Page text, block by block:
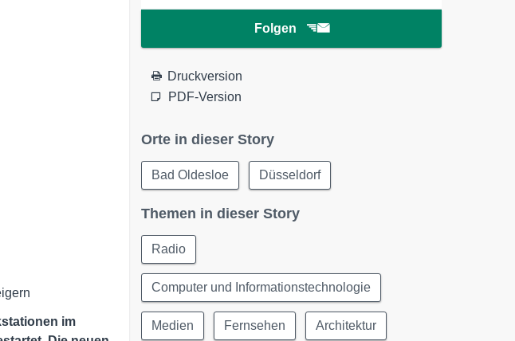
im
Folgen
Druckversion
PDF-Version
Orte in dieser Story
Bad Oldesloe Düsseldorf
Themen in dieser Story
Radio
Computer und Informationstechnologie
Medien Fernsehen Architektur